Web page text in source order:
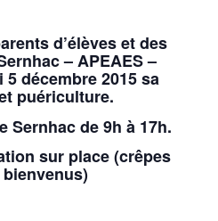
d’élèves et des
– APEAES –
décembre 2015 sa
puériculture.
Sernhac de 9h à 17h.
sur place (crêpes